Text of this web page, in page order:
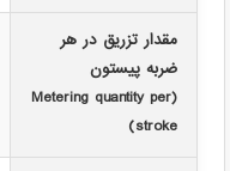
مقدار تزریق در هر
ضربه پیستون
(Metering quantity per
stroke)